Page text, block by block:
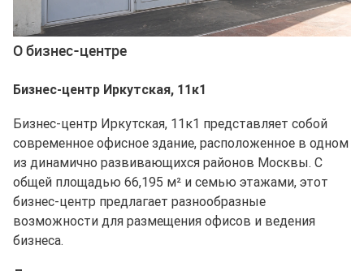
О бизнес-центре
Бизнес-центр Иркутская, 11к1
Бизнес-центр Иркутская, 11к1 представляет собой
современное офисное здание, расположенное в одном
из динамично развивающихся районов Москвы. С
общей площадью 66,195 м² и семью этажами, этот
бизнес-центр предлагает разнообразные
возможности для размещения офисов и ведения
бизнеса.